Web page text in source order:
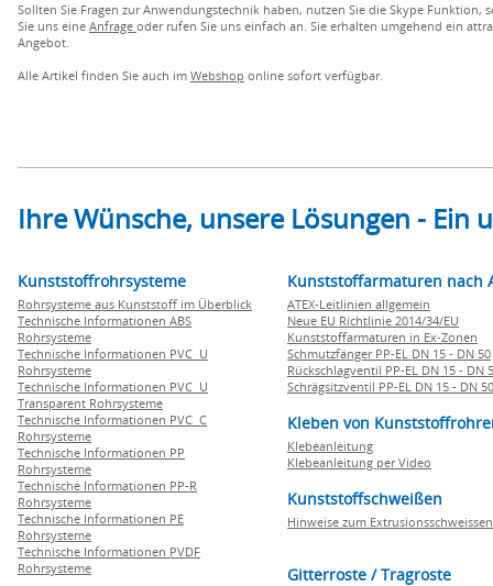
Sollten Sie Fragen zur Anwendungstechnik haben, nutzen Sie die Skype Funktion,
Sie uns eine Anfrage oder rufen Sie uns einfach an. Sie erhalten umgehend ein
Angebot.
Alle Artikel finden Sie auch im Webshop online sofort verfügbar.
Ihre Wünsche, unsere Lösungen -
Kunststoffrohrsysteme
Rohrsysteme aus Kunststoff im Überblick
Technische Informationen ABS
Rohrsysteme
Technische Informationen PVC U
Rohrsysteme
Technische Informationen PVC U
Transparent Rohrsysteme
Technische Informationen PVC C
Rohrsysteme
Technische Informationen PP
Rohrsysteme
Technische Informationen PP-R
Rohrsysteme
Technische Informationen PE
Rohrsysteme
Technische Informationen PVDF
Rohrsysteme
Kunststoffarmaturen nach
ATEX-Leitlinien allgemein
Neue EU Richtlinie 2014/34/EU
Kunststoffarmaturen in Ex-Zonen
Schmutzfänger PP-EL DN 15 - DN 50
Rückschlagventil PP-EL DN 15 - DN
Schrägsitzventil PP-EL DN 15 - DN 50
Kleben von
Klebeanleitung
Klebeanleitung per Video
Kunststoffschweißen
Hinweise zum Extrusionsschweissen
Gitterroste / Tragroste